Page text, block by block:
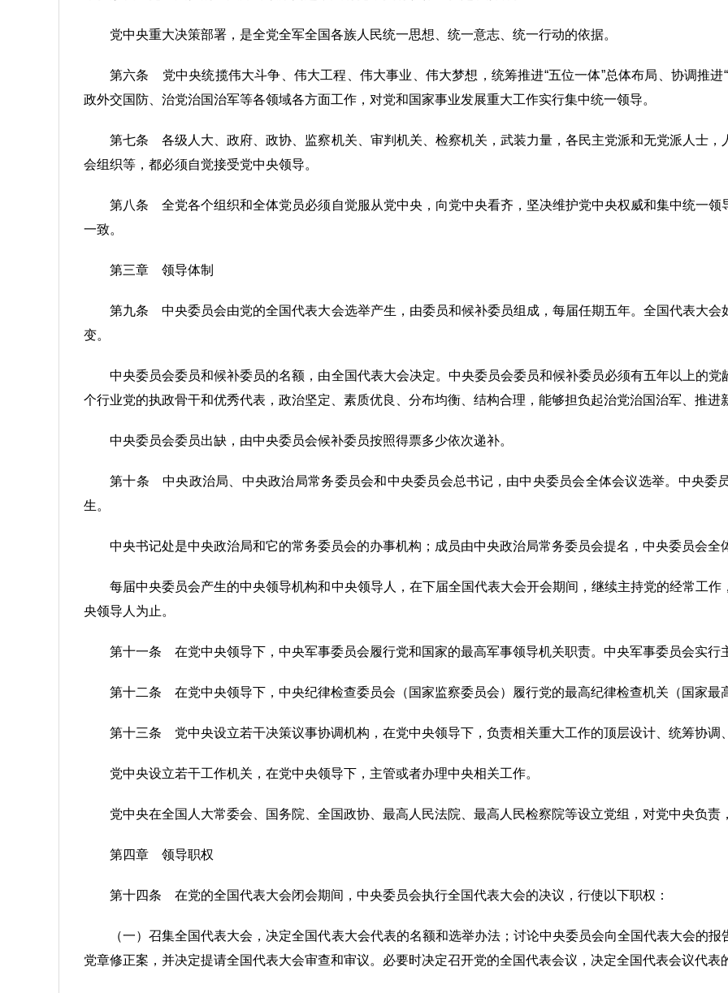
党中央重大决策部署，是全党全军全国各族人民统一思想、统一意志、统一行动的依据。
第六条 党中央统揽伟大斗争、伟大工程、伟大事业、伟大梦想，统筹推进“五位一体”总体布局、协调推进
政外交国防、治党治国治军等各领域各方面工作，对党和国家事业发展重大工作实行集中统一领导。
第七条 各级人大、政府、政协、监察机关、审判机关、检察机关，武装力量，各民主党派和无党派人士，
会组织等，都必须自觉接受党中央领导。
第八条 全党各个组织和全体党员必须自觉服从党中央，向党中央看齐，坚决维护党中央权威和集中统一领
一致。
第三章 领导体制
第九条 中央委员会由党的全国代表大会选举产生，由委员和候补委员组成，每届任期五年。全国代表大会
变。
中央委员会委员和候补委员的名额，由全国代表大会决定。中央委员会委员和候补委员必须有五年以上的
个行业党的执政骨干和优秀代表，政治坚定、素质优良、分布均衡、结构合理，能够担负起治党治国治军、推
中央委员会委员出缺，由中央委员会候补委员按照得票多少依次递补。
第十条 中央政治局、中央政治局常务委员会和中央委员会总书记，由中央委员会全体会议选举。中央委
生。
中央书记处是中央政治局和它的常务委员会的办事机构；成员由中央政治局常务委员会提名，中央委员会全
每届中央委员会产生的中央领导机构和中央领导人，在下届全国代表大会开会期间，继续主持党的经常工
央领导人为止。
第十一条 在党中央领导下，中央军事委员会履行党和国家的最高军事领导机关职责。中央军事委员会实行
第十二条 在党中央领导下，中央纪律检查委员会（国家监察委员会）履行党的最高纪律检查机关（国家最
第十三条 党中央设立若干决策议事协调机构，在党中央领导下，负责相关重大工作的顶层设计、统筹协调
党中央设立若干工作机关，在党中央领导下，主管或者办理中央相关工作。
党中央在全国人大常委会、国务院、全国政协、最高人民法院、最高人民检察院等设立党组，对党中央负责
第四章 领导职权
第十四条 在党的全国代表大会闭会期间，中央委员会执行全国代表大会的决议，行使以下职权：
（一）召集全国代表大会，决定全国代表大会代表的名额和选举办法；讨论中央委员会向全国代表大会的
党章修正案，并决定提请全国代表大会审查和审议。必要时决定召开党的全国代表会议，决定全国代表会议代表